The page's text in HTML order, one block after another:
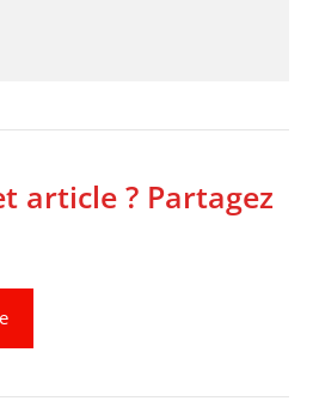
article ? Partagez